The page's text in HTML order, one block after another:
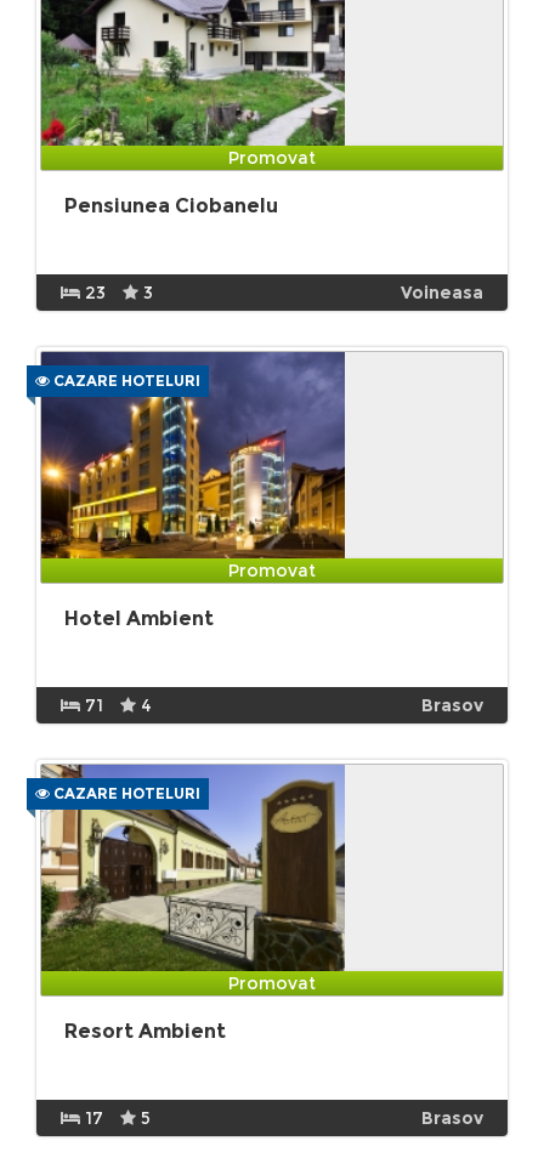
Promovat
Pensiunea Ciobanelu
23 3 Voineasa
CAZARE HOTELURI
Promovat
Hotel Ambient
71 4 Brasov
CAZARE HOTELURI
Promovat
Resort Ambient
17 5 Brasov